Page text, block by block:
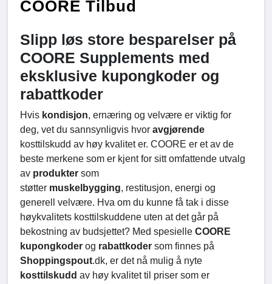
COORE Tilbud
Slipp løs store besparelser på
COORE Supplements med
eksklusive kupongkoder og
rabattkoder
Hvis kondisjon, ernæring og velvære er viktig for
deg, vet du sannsynligvis hvor avgjørende
kosttilskudd av høy kvalitet er. COORE er et av de
beste merkene som er kjent for sitt omfattende utvalg
av produkter som
støtter muskelbygging, restitusjon, energi og
generell velvære. Hva om du kunne få tak i disse
høykvalitets kosttilskuddene uten at det går på
bekostning av budsjettet? Med spesielle COORE
kupongkoder og rabattkoder som finnes på
Shoppingspout.dk, er det nå mulig å nyte
kosttilskudd av høy kvalitet til priser som er